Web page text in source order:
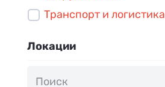
Транспорт и логистика
Локации